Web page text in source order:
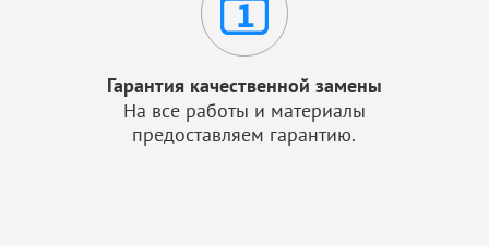
Гарантия качественной замены
На все работы и материалы
предоставляем гарантию.